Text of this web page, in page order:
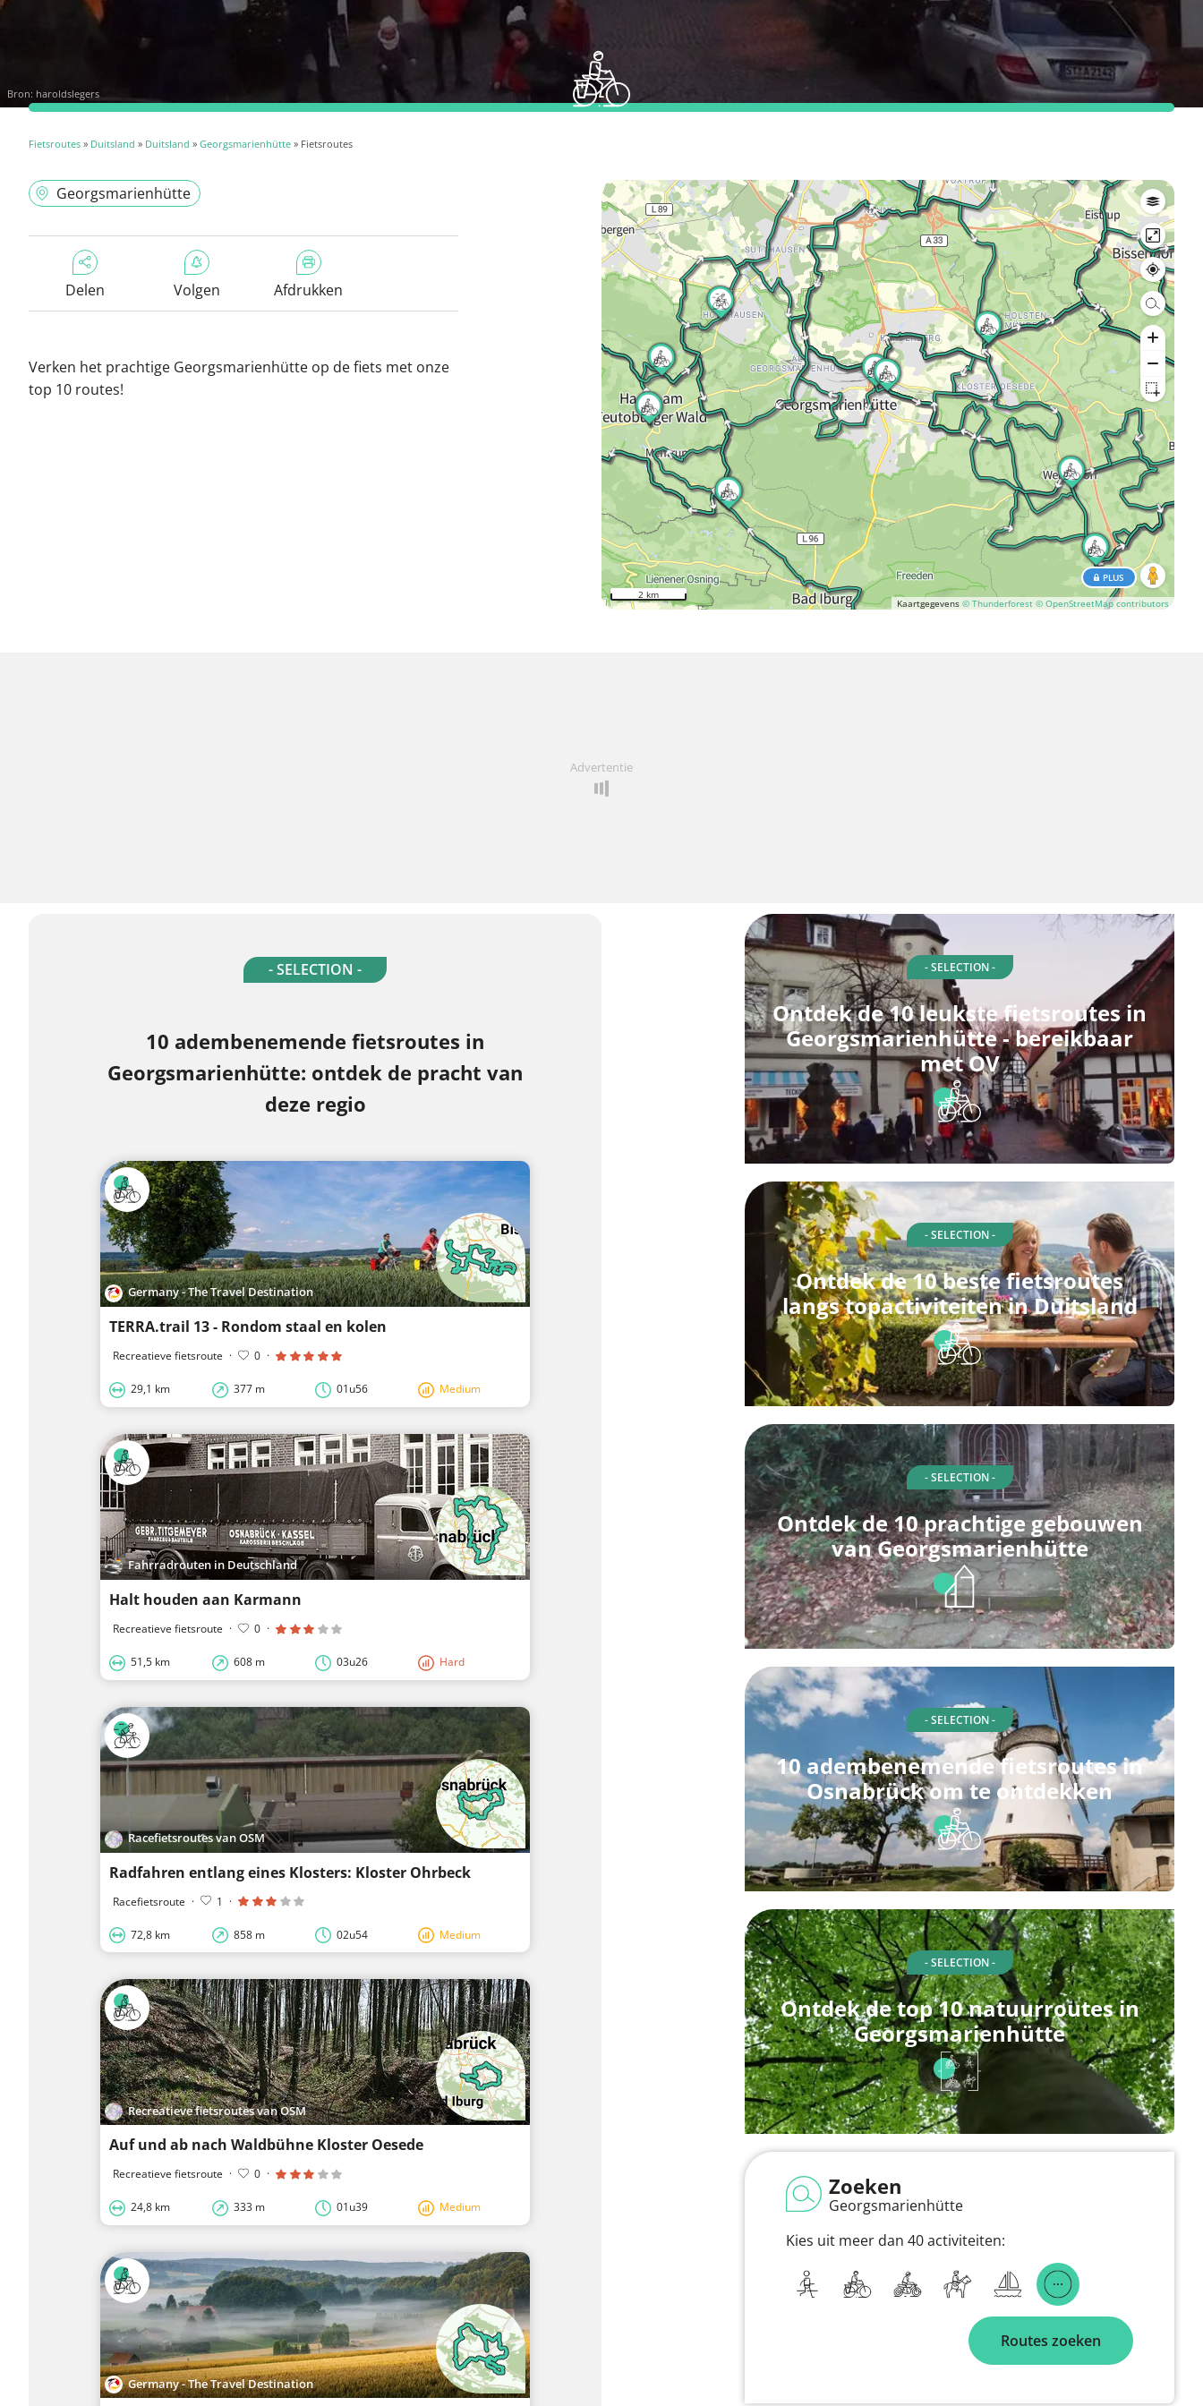
Bron: haroldslegers
Fietsroutes » Duitsland » Duitsland » Georgsmarienhütte » Fietsroutes
Georgsmarienhütte
Delen Volgen Afdrukken
Verken het prachtige Georgsmarienhütte op de fiets met onze
top 10 routes!
Kaartgegevens © Thunderforest © OpenStreetMap contributors
PLUS
2 km
Advertentie
- SELECTION -
10 adembenemende fietsroutes in
Georgsmarienhütte: ontdek de pracht van
deze regio
Germany - The Travel Destination
TERRA.trail 13 - Rondom staal en kolen
Recreatieve fietsroute · 0 ·
29,1 km 377 m 01u56 Medium
Fahrradrouten in Deutschland
Halt houden aan Karmann
Recreatieve fietsroute · 0 ·
51,5 km 608 m 03u26 Hard
Racefietsroutes van OSM
Radfahren entlang eines Klosters: Kloster Ohrbeck
Racefietsroute · 1 ·
72,8 km 858 m 02u54 Medium
Recreatieve fietsroutes van OSM
Auf und ab nach Waldbühne Kloster Oesede
Recreatieve fietsroute · 0 ·
24,8 km 333 m 01u39 Medium
Germany - The Travel Destination
- SELECTION -
Ontdek de 10 leukste fietsroutes in
Georgsmarienhütte - bereikbaar
met OV
- SELECTION -
Ontdek de 10 beste fietsroutes
langs topactiviteiten in Duitsland
- SELECTION -
Ontdek de 10 prachtige gebouwen
van Georgsmarienhütte
- SELECTION -
10 adembenemende fietsroutes in
Osnabrück om te ontdekken
- SELECTION -
Ontdek de top 10 natuurroutes in
Georgsmarienhütte
Zoeken
Georgsmarienhütte
Kies uit meer dan 40 activiteiten:
Routes zoeken